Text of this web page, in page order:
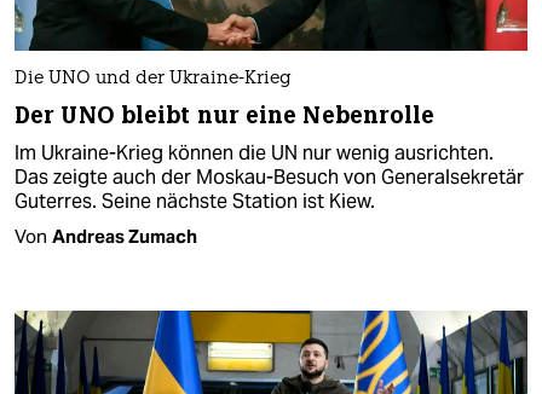
Die UNO und der Ukraine-Krieg
Der UNO bleibt nur eine Nebenrolle
Im Ukraine-Krieg können die UN nur wenig ausrichten.
Das zeigte auch der Moskau-Besuch von Generalsekretär
Guterres. Seine nächste Station ist Kiew.
Von Andreas Zumach